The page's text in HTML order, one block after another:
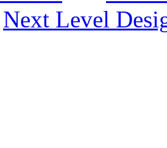
Next Level